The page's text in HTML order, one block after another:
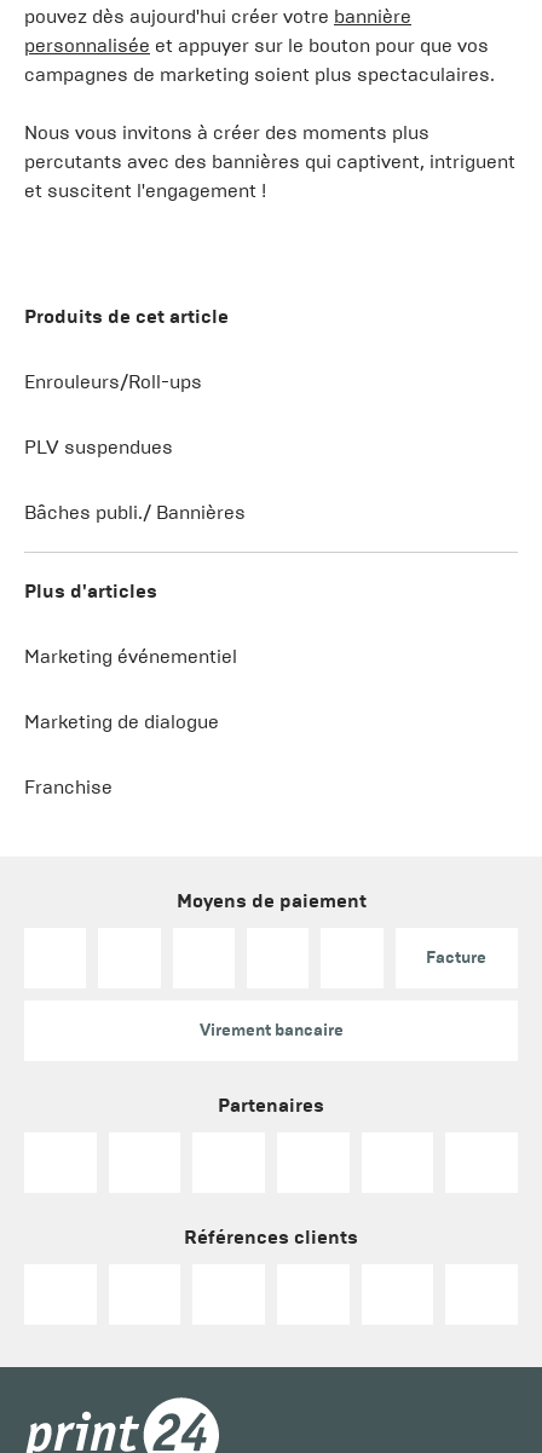
pouvez dès aujourd'hui créer votre bannière
personnalisée et appuyer sur le bouton pour que vos
campagnes de marketing soient plus spectaculaires.
Nous vous invitons à créer des moments plus
percutants avec des bannières qui captivent, intriguent
et suscitent l'engagement !
Produits de cet article
Enrouleurs/Roll-ups
PLV suspendues
Bâches publi./ Bannières
Plus d'articles
Marketing événementiel
Marketing de dialogue
Franchise
Moyens de paiement
Facture
Virement bancaire
Partenaires
Références clients